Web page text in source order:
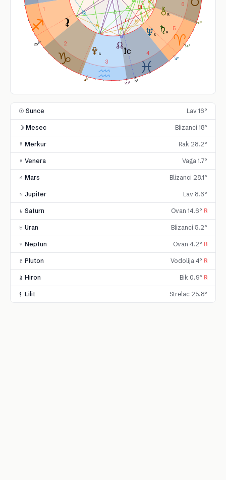
1
2
3
4
5
6
14°
4°
4°
29°
0°
5°
25°
☉ Sunce Lav 16°
☽ Mesec Blizanci 18°
☿ Merkur Rak 28.2°
♀ Venera Vaga 1.7°
♂ Mars Blizanci 28.1°
♃ Jupiter Lav 8.6°
♄ Saturn Ovan 14.6° ℞
♅ Uran Blizanci 5.2°
♆ Neptun Ovan 4.2° ℞
♇ Pluton Vodolija 4° ℞
⚷ Hiron Bik 0.9° ℞
⚸ Lilit Strelac 25.8°